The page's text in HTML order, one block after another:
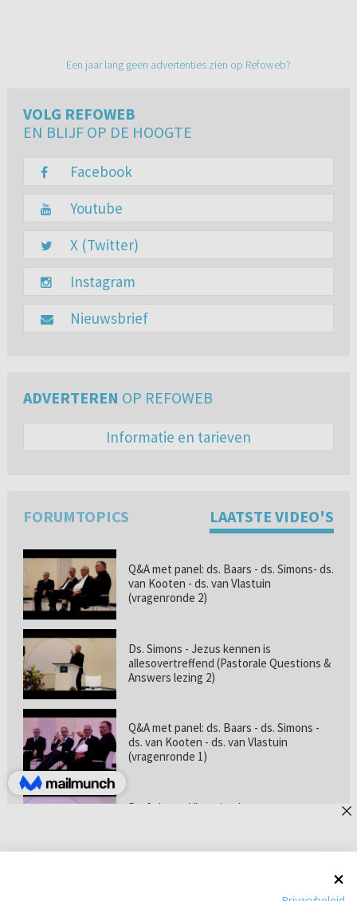
Een jaar lang geen advertenties zien op Refoweb?
VOLG REFOWEB
EN BLIJF OP DE HOOGTE
Facebook
Youtube
X (Twitter)
Instagram
Nieuwsbrief
ADVERTEREN OP REFOWEB
Informatie en tarieven
FORUMTOPICS LAATSTE VIDEO'S
Q&A met panel: ds. Baars - ds. Simons- ds.
van Kooten - ds. van Vlastuin
(vragenronde 2)
Ds. Simons - Jezus kennen is
allesovertreffend (Pastorale Questions &
Answers lezing 2)
Q&A met panel: ds. Baars - ds. Simons -
ds. van Kooten - ds. van Vlastuin
(vragenronde 1)
Prof. dr. van Vlastuin - Is